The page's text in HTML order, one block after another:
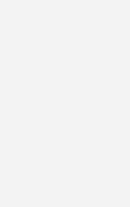
bereits eine Infektion mit dem
durchgemacht? Wie hoch ist
der Infektionen, die
Institut für
Berlin) und das Robert Koch-
diese Fragen im Rahmen der
in Deutschland – Corona-
zur Teilnahme aufgefordert
und wird bis voraussichtlich Ende
erheben. Damit
Ergebnisse zum Antikörperstatus für